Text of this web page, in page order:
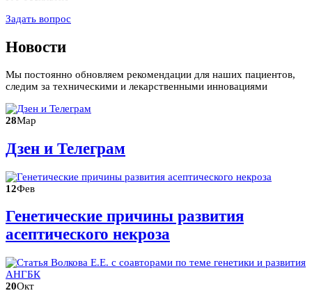
Задать вопрос
Новости
Мы постоянно обновляем рекомендации для наших пациентов,
следим за техническими и лекарственными инновациями
28Мар
Дзен и Телеграм
12Фев
Генетические причины развития
асептического некроза
20Окт